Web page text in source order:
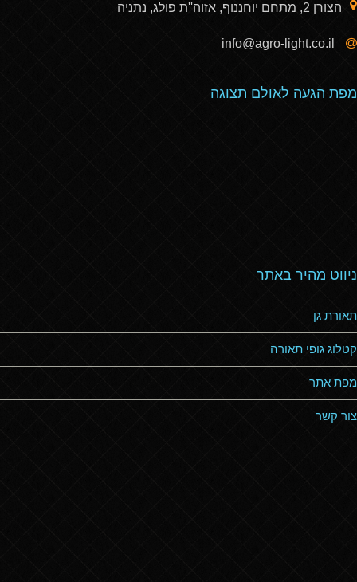
הצורן 2, מתחם יוחננוף, אזוה''ת פולג, נתניה
מפת הגעה לאולם תצוגה
ניווט מהיר באתר
תאורת גן
קטלוג גופי תאורה
מפת אתר
צור קשר